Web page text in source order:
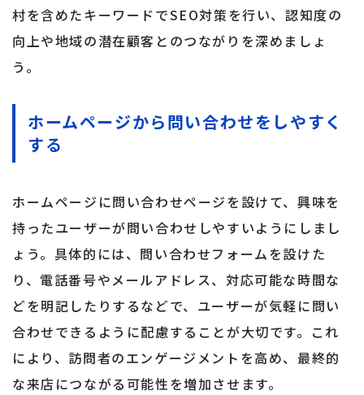
村を含めたキーワードでSEO対策を行い、認知度の
向上や地域の潜在顧客とのつながりを深めましょ
う。
ホームページから問い合わせをしやすく
する
ホームページに問い合わせページを設けて、興味を
持ったユーザーが問い合わせしやすいようにしまし
ょう。具体的には、問い合わせフォームを設けた
り、電話番号やメールアドレス、対応可能な時間な
どを明記したりするなどで、ユーザーが気軽に問い
合わせできるように配慮することが大切です。これ
により、訪問者のエンゲージメントを高め、最終的
な来店につながる可能性を増加させます。